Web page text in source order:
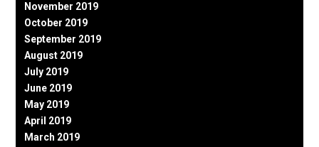
November 2019
October 2019
September 2019
August 2019
July 2019
June 2019
May 2019
April 2019
March 2019